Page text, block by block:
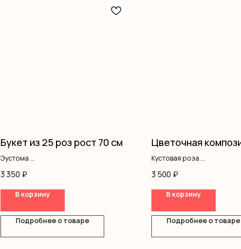
Букет из 25 роз рост 70 см
Эустома
Альстромерия
Писташ
Оформление
3 350 ₽
В корзину
Подробнее о товаре
Цветочная
Кустовая роза
Оазис
Коробка
3 500 ₽
В корзину
Подробнее о товаре